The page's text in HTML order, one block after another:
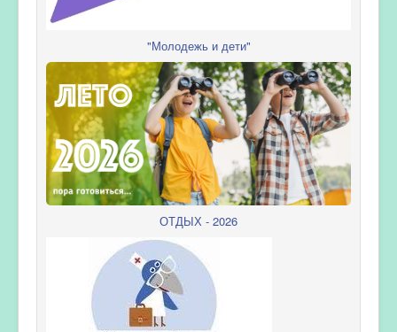
"Молодежь и дети"
ОТДЫХ - 2026